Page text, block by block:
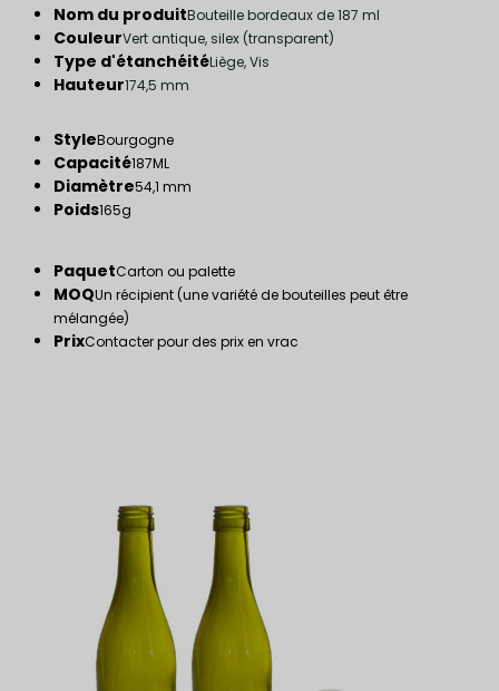
Nom du produitBouteille bordeaux de 187 ml
CouleurVert antique, silex (transparent)
Type d'étanchéitéLiège, Vis
Hauteur174,5 mm
StyleBourgogne
Capacité187ML
Diamètre54,1 mm
Poids165g
PaquetCarton ou palette
MOQUn récipient (une variété de bouteilles peut être
mélangée)
PrixContacter pour des prix en vrac